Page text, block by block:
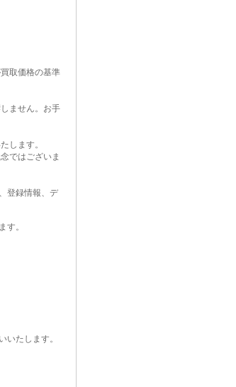
取価格の基準
ません。お手
します。
ではございま
登録情報、デ
す。
いたします。